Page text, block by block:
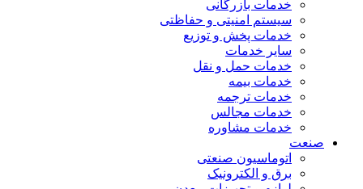
خدمات بازرگانی
سیستم امنیتی و حفاظتی
خدمات پخش و توزیع
سایر خدمات
خدمات حمل و نقل
خدمات بیمه
خدمات ترجمه
خدمات مجالس
خدمات مشاوره
صنعت
اتوماسیون صنعتی
برق و الکترونیک